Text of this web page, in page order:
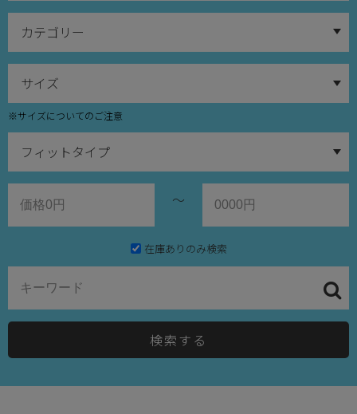
※サイズについてのご注意
～
在庫ありのみ検索
検索する